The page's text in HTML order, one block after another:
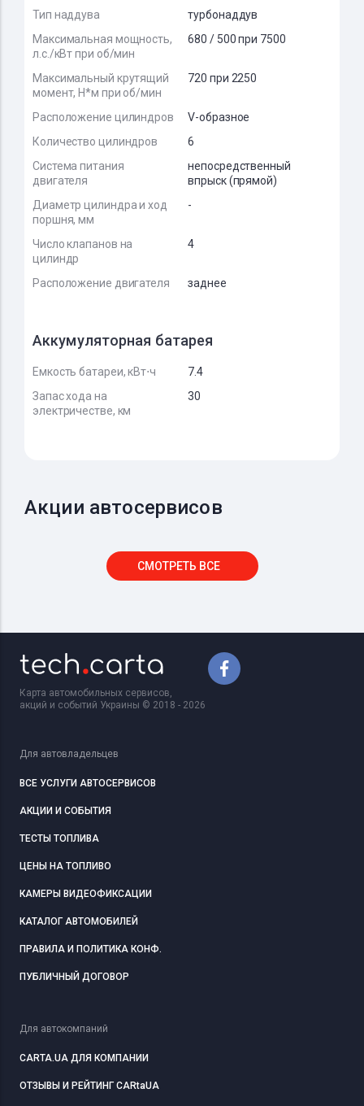
Тип наддува
турбонаддув
Максимальная мощность,
л.с./кВт при об/мин
680 / 500 при 7500
Максимальный крутящий
момент, Н*м при об/мин
720 при 2250
Расположение цилиндров
V-образное
Количество цилиндров
6
Система питания
двигателя
непосредственный
впрыск (прямой)
Диаметр цилиндра и ход
поршня, мм
-
Число клапанов на
цилиндр
4
Расположение двигателя заднее
Аккумуляторная батарея
Емкость батареи, кВт⋅ч
7.4
Запас хода на
электричестве, км
30
Акции автосервисов
СМОТРЕТЬ ВСЕ
Карта автомобильных сервисов,
акций и событий Украины © 2018 - 2026
Для автовладельцев
ВСЕ УСЛУГИ АВТОСЕРВИСОВ
АКЦИИ И СОБЫТИЯ
ТЕСТЫ ТОПЛИВА
ЦЕНЫ НА ТОПЛИВО
КАМЕРЫ ВИДЕОФИКСАЦИИ
КАТАЛОГ АВТОМОБИЛЕЙ
ПРАВИЛА И ПОЛИТИКА КОНФ.
ПУБЛИЧНЫЙ ДОГОВОР
Для автокомпаний
CARTA.UA ДЛЯ КОМПАНИИ
ОТЗЫВЫ И РЕЙТИНГ CARtaUA